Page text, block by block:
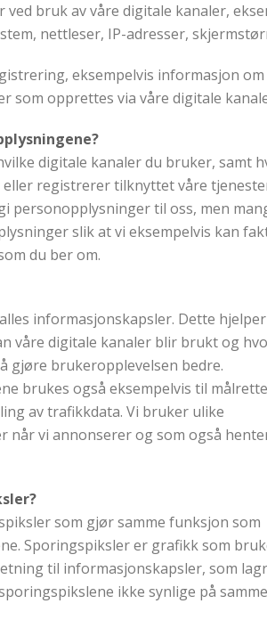
ved bruk av våre digitale kanaler,
nettleser, IP-adresser,
eksempelvis informasjon
som opprettes via våre digitale
digitale kanaler du bruker, samt
registrerer tilknyttet våre
personopplysninger til oss, men
slik at vi eksempelvis kan
du ber om.
informasjonskapsler. Dette
våre digitale kanaler blir brukt og
gjøre brukeropplevelsen bedre.
brukes også eksempelvis til
av trafikkdata. Vi bruker ulike
når vi annonserer og som også
som gjør samme funksjon som
Sporingspiksler er grafikk som
til informasjonskapsler, som
ikke synlige på